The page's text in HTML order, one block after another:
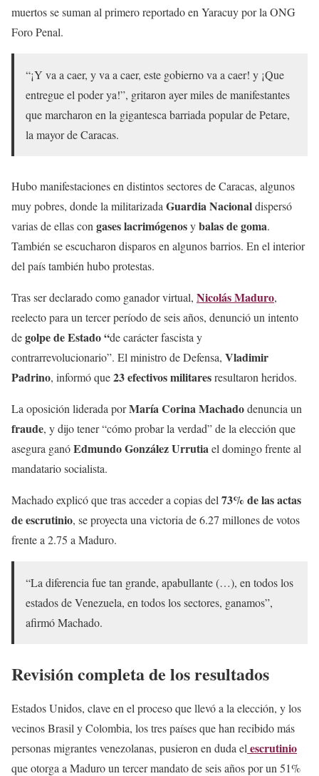
muertos se suman al primero reportado en Yaracuy por la ONG
Foro Penal.
“¡Y va a caer, y va a caer, este gobierno va a caer! y ¡Que
entregue el poder ya!”, gritaron ayer miles de manifestantes
que marcharon en la gigantesca barriada popular de Petare,
la mayor de Caracas.
Hubo manifestaciones en distintos sectores de Caracas, algunos
muy pobres, donde la militarizada Guardia Nacionaldispersó
varias de ellas con gases lacrimógenosybalas de goma.
También se escucharon disparos en algunos barrios. En el interior
del país también hubo protestas.
Tras ser declarado como ganador virtual, Nicolás Maduro,
reelecto para un tercer período de seis años, denunció un intento
degolpe de Estado “de carácter fascista y
contrarrevolucionario”. El ministro de Defensa, Vladimir
Padrino, informó que23 efectivos militaresresultaron heridos.
La oposición liderada porMaría Corina Machadodenuncia un
fraude, y dijo tener “cómo probar la verdad” de la elección que
asegura ganóEdmundo González Urrutiael domingo frente al
mandatario socialista.
Machado explicó que tras acceder a copias del 73% de las actas
de escrutinio, se proyecta una victoria de 6.27 millones de votos
frente a 2.75 a Maduro.
“La diferencia fue tan grande, apabullante (…), en todos los
estados de Venezuela, en todos los sectores, ganamos”,
afirmó Machado.
Revisión completa de los resultados
Estados Unidos, clave en el proceso que llevó a la elección, y los
vecinos Brasil y Colombia, los tres países que han recibido más
personas migrantes venezolanas, pusieron en duda el escrutinio
que otorga a Maduro un tercer mandato de seis años por un 51%